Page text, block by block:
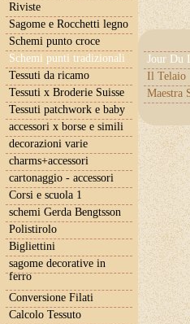
Riviste
Sagome e Rocchetti legno
Schemi punto croce
Schemi punti tradizionali
Jour Du
Il Telaio
Maestra
Tessuti da ricamo
Tessuti x Broderie Suisse
Tessuti patchwork e baby
accessori x borse e simili
decorazioni varie
charms+accessori
cartonaggio - accessori
Corsi e scuola 1
schemi Gerda Bengtsson
Polistirolo
Bigliettini
sagome decorative in
ferro
Conversione Filati
Calcolo Tessuto